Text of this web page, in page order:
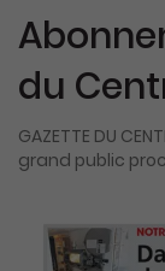
du
GAZETTE DU
grand public